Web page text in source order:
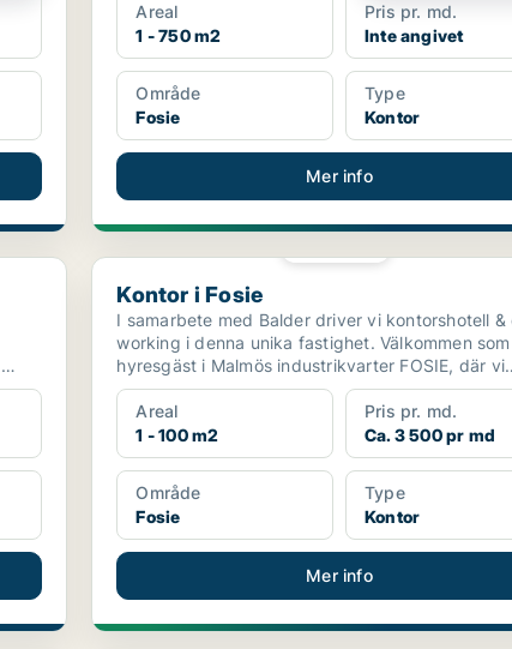
Areal
1 - 750 m2
Pris pr. md.
Inte angivet
Område
Fosie
Type
Kontor
Mer info
Kontor i Fosie
Kontor i Fosie
I samarbete med Balder driver vi kontorshotell &
working i denna unika fastighet. Välkommen som
hyresgäst i Malmös industrikvarter FOSIE, där vi
erbju...
Areal
1 - 100 m2
Pris pr. md.
Ca. 3 500 pr md
Område
Fosie
Type
Kontor
Mer info